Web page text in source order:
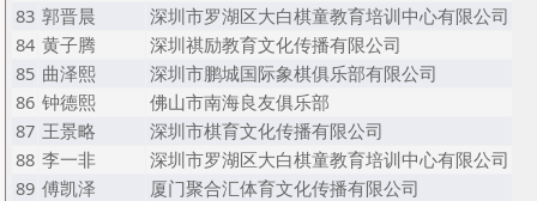
83 郭晋晨
深圳市罗湖区大白棋童教育培训中心有限公司
84 黄子腾
深圳祺励教育文化传播有限公司
85 曲泽熙
深圳市鹏城国际象棋俱乐部有限公司
86 钟德熙
佛山市南海良友俱乐部
87 王景略
深圳市棋育文化传播有限公司
88 李一非
深圳市罗湖区大白棋童教育培训中心有限公司
89 傅凯泽
厦门聚合汇体育文化传播有限公司